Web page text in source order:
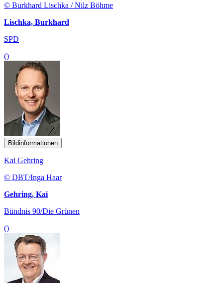
© Burkhard Lischka / Nilz Böhme
Lischka, Burkhard
SPD
()
Bildinformationen
Kai Gehring
© DBT/Inga Haar
Gehring, Kai
Bündnis 90/Die Grünen
()